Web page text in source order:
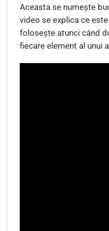
Aceasta se numește
video se explica ce
folosește atunci când
fiecare element al unui